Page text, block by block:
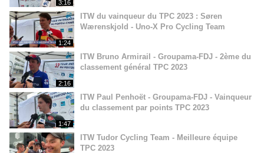
3:16
1:24
ITW du vainqueur du TPC 2023 : Søren
Wærenskjold - Uno-X Pro Cycling Team
2:16
ITW Bruno Armirail - Groupama-FDJ - 2ème du
classement général TPC 2023
1:47
ITW Paul Penhoët - Groupama-FDJ - Vainqueur
du classement par points TPC 2023
ITW Tudor Cycling Team - Meilleure équipe
TPC 2023